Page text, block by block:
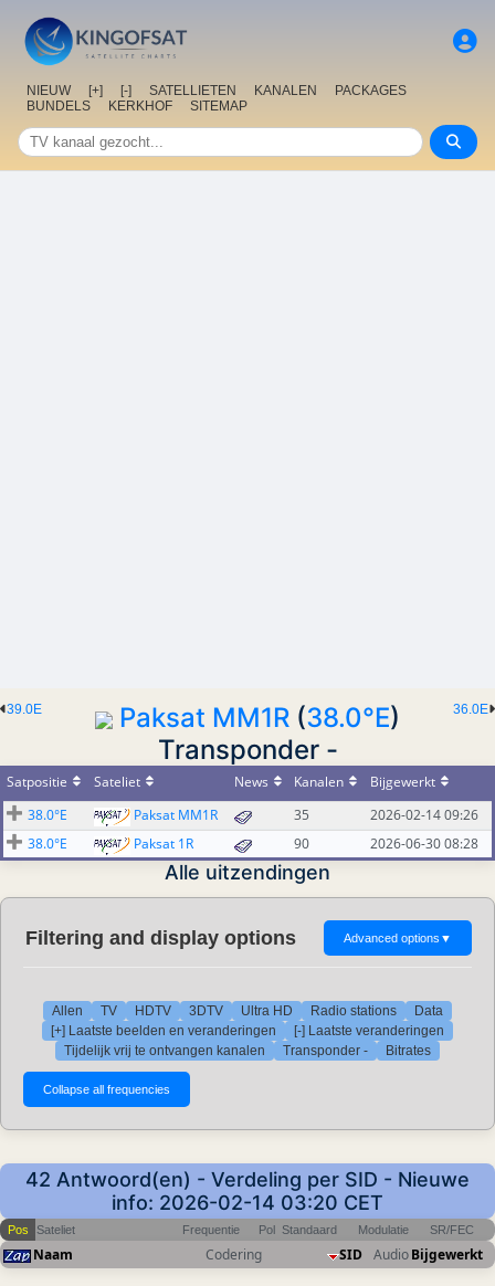
NIEUW [+] [-] SATELLIETEN KANALEN
PACKAGES
BUNDELS
KERKHOF SITEMAP
36.0E
39.0E Paksat MM1R (38.0°E)
Transponder -
Satpositie Sateliet News Kanalen
Bijgewerkt
38.0°E
Paksat MM1R 35
2026-02-14 09:26
38.0°E
Paksat 1R 90 2026-06-30 08:28
Alle uitzendingen
Filtering and display options Advanced options ▼
Allen TV HDTV 3DTV Ultra HD Radio stations
Data
[+] Laatste beelden en veranderingen
[-] Laatste veranderingen
Tijdelijk vrij te ontvangen kanalen
Transponder - Bitrates
42 Antwoord(en) - Verdeling per SID - Nieuwe
info: 2026-02-14 03:20 CET
Pos Sateliet Frequentie Pol Standaard Modulatie SR/FEC
Naam Codering SID AudioBijgewerkt